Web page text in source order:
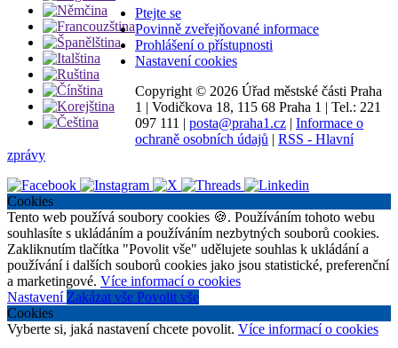
Ptejte se
Povinně zveřejňované informace
Prohlášení o přístupnosti
Nastavení cookies
Copyright © 2026 Úřad městské části Praha
1 | Vodičkova 18, 115 68 Praha 1 | Tel.: 221
097 111 | posta@praha1.cz | Informace o
ochraně osobních údajů | RSS - Hlavní
zprávy
Cookies
Tento web používá soubory cookies 🍪. Používáním tohoto webu
souhlasíte s ukládáním a používáním nezbytných souborů cookies.
Zakliknutím tlačítka "Povolit vše" udělujete souhlas k ukládání a
používání i dalších souborů cookies jako jsou statistické, preferenční
a marketingové. Více informací o cookies
Nastavení Zakázat vše Povolit vše
Cookies
Vyberte si, jaká nastavení chcete povolit. Více informací o cookies